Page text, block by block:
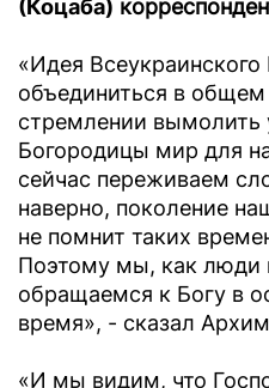
(Коцаба)
«Идея
объединиться в
стремлении вымолить
Богородицы мир для
сейчас переживаем
наверно, поколение
не помнит таких
Поэтому мы, как люди
обращаемся к Богу в
время», - сказал
«И мы видим, что